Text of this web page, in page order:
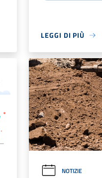
LEGGI DI PIÙ
NOTIZIE